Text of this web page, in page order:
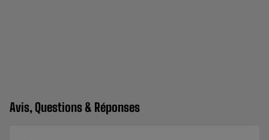
Avis, Questions & Réponses